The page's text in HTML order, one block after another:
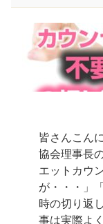
皆さんこん
協会理事長
エットカウ
が・・・」
時の切り返
事は実際よ